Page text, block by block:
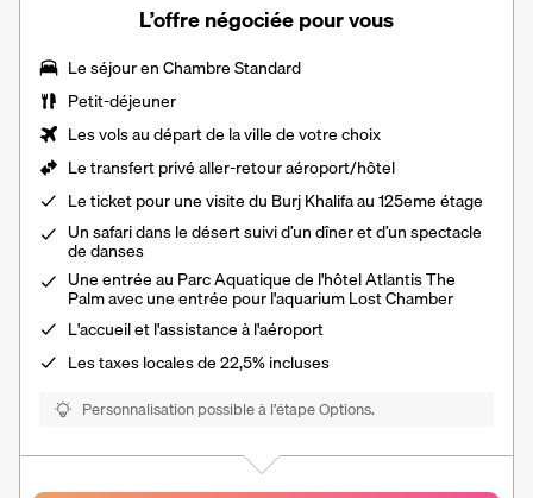
L’offre négociée pour vous
Le séjour en Chambre Standard
Petit-déjeuner
Les vols au départ de la ville de votre choix
Le transfert privé aller-retour aéroport/hôtel
Le ticket pour une visite du Burj Khalifa au 125eme étage
Unsafari dans le désertsuivi d’un dîner et d’un spectacle
de danses
Une entrée au Parc Aquatique de l'hôtel Atlantis The
Palm avec une entrée pour l'aquarium Lost Chamber
L'accueil et l'assistance à l'aéroport
Lestaxes locales de 22,5%incluses
Personnalisation possible à l’étape Options.